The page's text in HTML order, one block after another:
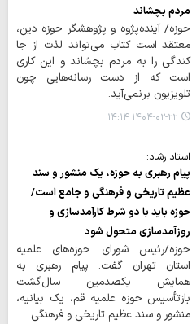
مردم بچشاند
حوزه/ آینده‌پژوه و پژوهشگر حوزه دین،
معتقد است کتاب می‌تواند لذت از جا
کندگی را به مردم بچشاند و این کاری
است که از دست رسانه‌هایی چون
تلویزیون برنمی‌آید.
۱۴۰۴-۰۲-۲۲ ۱۴:۱۴
استاد رشاد:
پیام رهبری به حوزه، یک منشور و سند
عظیم تاریخی و فرهنگی و جامع است/
حوزه باید با دو شرط کارآمدسازی و
روزآمدسازی متحول شود
حوزه/رئیس شورای حوزه‌های علمیه
استان تهران گفت: پیام رهبری به
همایش یکصدمین سال‌گشت
بازتأسیس حوزه علمیه قم، یک بیانیه،
منشور و سند عظیم تاریخی و فرهنگی…